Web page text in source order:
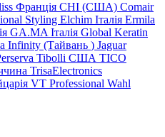
Франція CHI (США) Comair
Styling Elchim Італія Ermila
GA.MA Італія Global Keratin
Infinity (Тайвань ) Jaguar
Tibolli США TICO
TrisaElectronics
VT Professional Wahl